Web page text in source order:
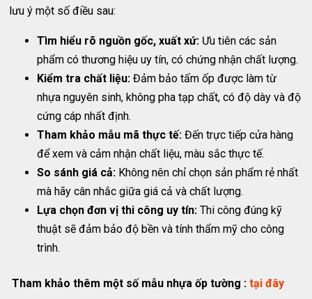
lưu ý một số điều sau:
Tìm hiểu rõ nguồn gốc, xuất xứ: Ưu tiên các sản
phẩm có thương hiệu uy tín, có chứng nhận chất lượng.
Kiểm tra chất liệu: Đảm bảo tấm ốp được làm từ
nhựa nguyên sinh, không pha tạp chất, có độ dày và độ
cứng cáp nhất định.
Tham khảo mẫu mã thực tế: Đến trực tiếp cửa hàng
để xem và cảm nhận chất liệu, màu sắc thực tế.
So sánh giá cả: Không nên chỉ chọn sản phẩm rẻ nhất
mà hãy cân nhắc giữa giá cả và chất lượng.
Lựa chọn đơn vị thi công uy tín: Thi công đúng kỹ
thuật sẽ đảm bảo độ bền và tính thẩm mỹ cho công
trình.
Tham khảo thêm một số mẫu nhựa ốp tường :tại đây